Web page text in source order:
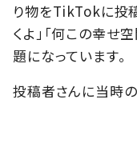
り物をTikTokに投稿
くよ」「何この幸せ
題になっています。
投稿者さんに当時